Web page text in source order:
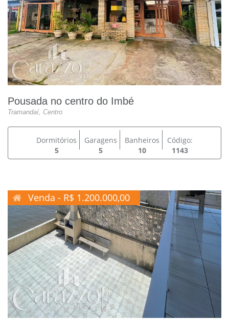
Pousada no centro do Imbé
Tramandaí, Centro
Dormitórios
5
Garagens
5
Banheiros
10
Código:
1143
Venda - R$ 1.200.000,00